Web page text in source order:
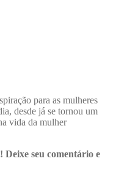
para as mulheres
desde já se tornou um
vida da mulher
seu comentário e